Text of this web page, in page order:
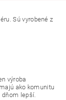
Sú vyrobené z
výroba
ako komunitu
dňom lepší.